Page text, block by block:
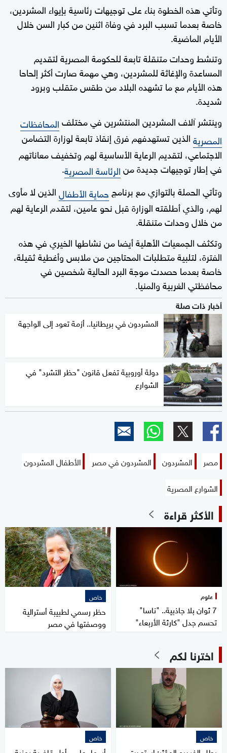
وتأتي هذه الخطوة بناء على توجيهات رئاسية بإيواء المشردين،
خاصة بعدما تسبب البرد في وفاة اثنين من كبار السن خلال
الأيام الماضية.
وتنشط وحدات متنقلة تابعة للحكومة المصرية لتقديم
المساعدة والإغاثة للمشردين، وهي مهمة صارت أكثر إلحاحا
هذه الأيام مع ما تشهده البلاد من طقس متقلب وبرود
شديدة.
وينتشر آلاف المشردين المنتشرين في مختلفالمحافظات
المصريةالذين تستهدفهم فرق إنقاذ تابعة لوزارة التضامن
الاجتماعي، لتقديم الرعاية الأساسية لهم وتخفيف معاناتهم
في إطار توجيهات جديدة منالرئاسة المصرية.
وتأتي الحملة بالتوازي مع برنامج حماية الأطفالالذين لا مأوى
لهم، والذي أطلقته الوزارة قبل نحو عامين، لتقدم الرعاية لهم
من خلال وحدات متنقلة.
وتكثف الجمعيات الأهلية أيضا من نشاطها الخيري في هذه
الفترة، لتلبية متطلبات المحتاجين من ملابس وأغطية ثقيلة،
خاصة بعدما حصدت موجة البرد الحالية شخصين في
محافظتي الغربية والمنيا.
أخبار ذات صلة
المشردون في بريطانيا.. أزمة تعود إلى الواجهة
دولة أوروبية تفعل قانون "حظر التشرد" في
الشوارع
مصر المشردون المشردون في مصر
الأطفال المشردون
الشوارع المصرية
الأكثر قراءة
علوم
7 ثوان بلا جاذبية.. "ناسا"
تحسم جدل "كارثة الأربعاء"
خاص
حظر رسمي لطبيبة أسترالية
ووصفتها في مصر
اخترنا لكم
خاص خاص